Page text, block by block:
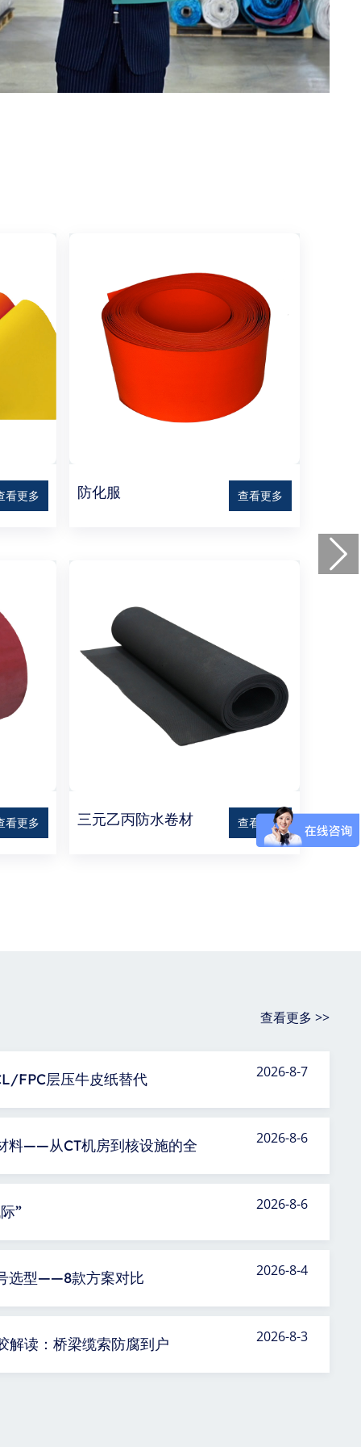
看更多 防化服 查看更多
看更多 三元乙丙防水卷材 查看更多
查看更多 >>
FPC层压牛皮纸替代 2026-8-7
料——从CT机房到核设施的全 2026-8-6
” 2026-8-6
选型——8款方案对比 2026-8-4
读：桥梁缆索防腐到户 2026-8-3